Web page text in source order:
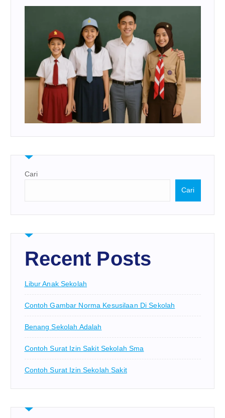
Cari
Cari
Recent Posts
Libur Anak Sekolah
Contoh Gambar Norma Kesusilaan Di Sekolah
Benang Sekolah Adalah
Contoh Surat Izin Sakit Sekolah Sma
Contoh Surat Izin Sekolah Sakit